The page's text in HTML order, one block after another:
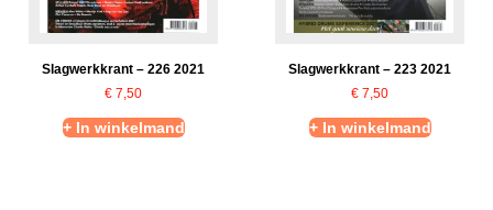
Slagwerkkrant – 226 2021
€ 7,50
+ In winkelmand
Slagwerkkrant – 223 2021
€ 7,50
+ In winkelmand